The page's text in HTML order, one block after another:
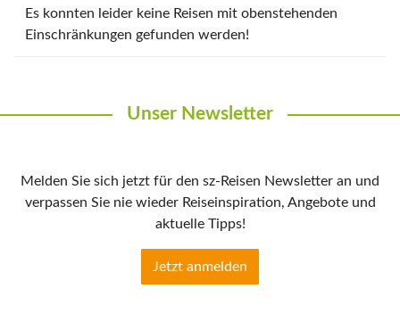
Es konnten leider keine Reisen mit obenstehenden
Einschränkungen gefunden werden!
Unser Newsletter
Melden Sie sich jetzt für den sz-Reisen Newsletter an und
verpassen Sie nie wieder Reiseinspiration, Angebote und
aktuelle Tipps!
Jetzt anmelden